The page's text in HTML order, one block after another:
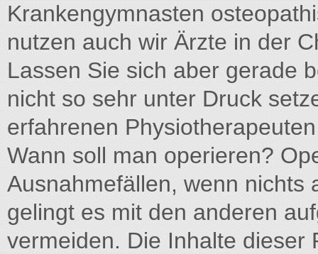
Krankengymnasten
nutzen auch wir Ärzte in der
Lassen Sie sich aber gerade
nicht so sehr unter Druck
erfahrenen
Wann soll man operieren?
Ausnahmefällen, wenn nichts
gelingt es mit den anderen
vermeiden. Die Inhalte dieser